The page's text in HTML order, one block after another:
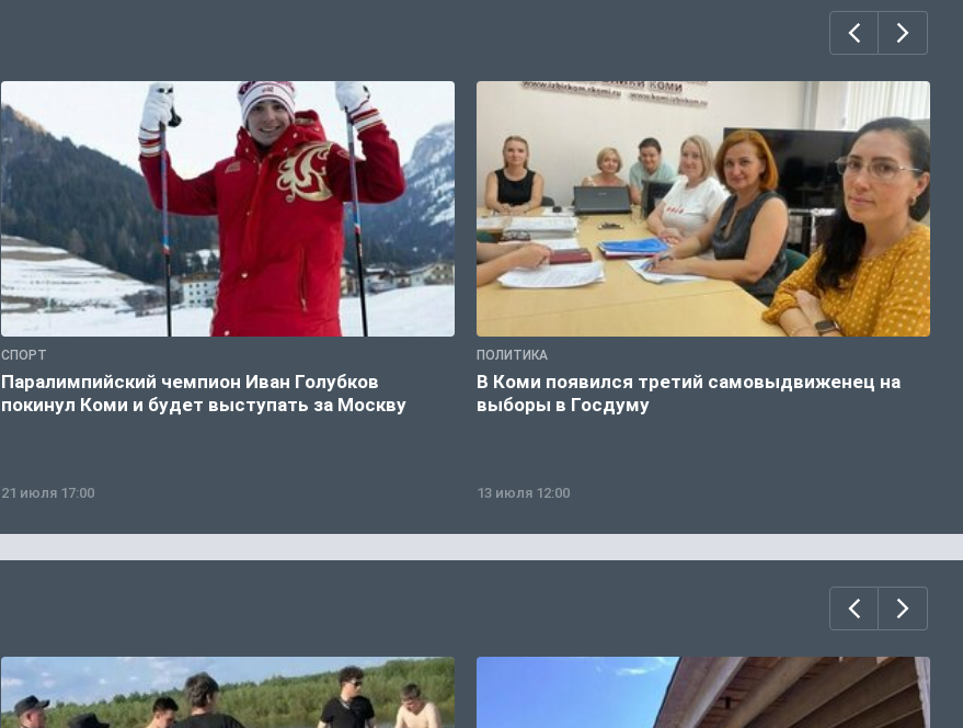
СПОРТ
Паралимпийский чемпион Иван Голубков
покинул Коми и будет выступать за Москву
21 июля 17:00
ПОЛИТИКА
В Коми появился третий самовыдвиженец на
выборы в Госдуму
13 июля 12:00